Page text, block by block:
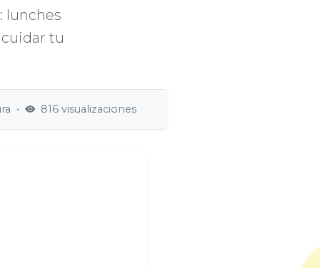
lunches
tu
• 816 visualizaciones